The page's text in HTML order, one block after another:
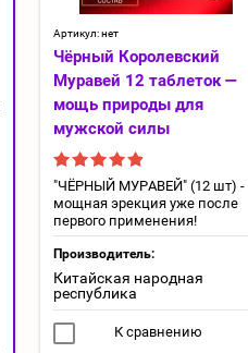
Артикул:нет
Чёрный Королевский
Муравей 12 таблеток —
мощь природы для
мужской силы
"ЧЁРНЫЙ МУРАВЕЙ" (12 шт) -
мощная эрекция уже после
первого применения!
Производитель:
Китайская народная
республика
К сравнению